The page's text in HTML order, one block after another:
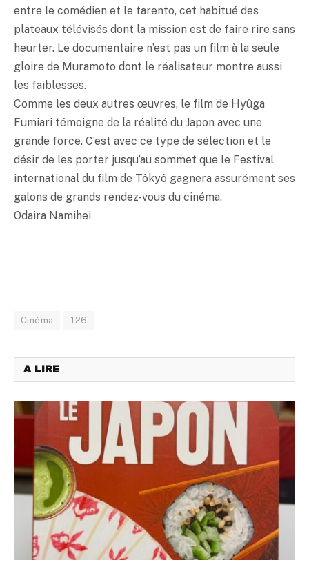
entre le comédien et le tarento, cet habitué des
plateaux télévisés dont la mission est de faire rire sans
heurter. Le documentaire n’est pas un film à la seule
gloire de Muramoto dont le réalisateur montre aussi
les faiblesses.
Comme les deux autres œuvres, le film de Hyûga
Fumiari témoigne de la réalité du Japon avec une
grande force. C’est avec ce type de sélection et le
désir de les porter jusqu’au sommet que le Festival
international du film de Tôkyô gagnera assurément ses
galons de grands rendez-vous du cinéma.
Odaira Namihei
Cinéma 126
A LIRE